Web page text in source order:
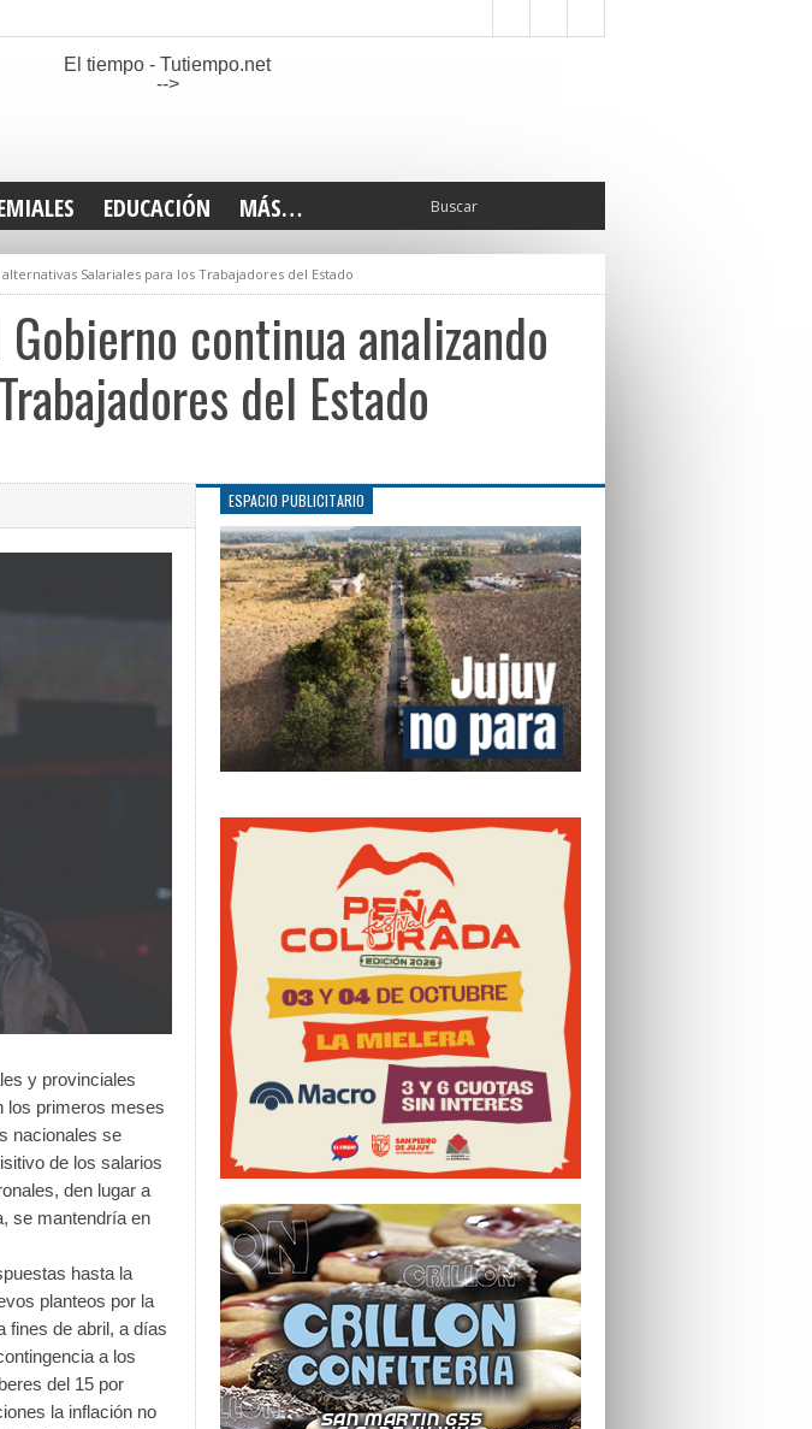
El tiempo - Tutiempo.net
-->
EDUCACIÓN MÁS…
INTERIOR
DEPORTES
ELECCIONES 2025
LEGISLATIVO
TURISMO
CULTURA
Salariales para los Trabajadores del Estado
continua analizando
del Estado
y provinciales
los primeros meses
nacionales se
de los salarios
den lugar a
se mantendría en
hasta la
planteos por la
fines de abril, a días
a los
del 15 por
la inflación no
ESPACIO PUBLICITARIO